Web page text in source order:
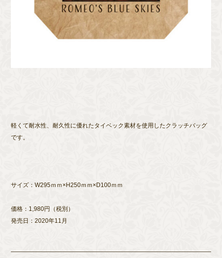
軽くて耐水性、耐久性に優れたタイベック素材を使用したクラッチバッグ
です。
サイズ：W295ｍｍ×H250ｍｍ×D100ｍｍ
価格：1,980円（税別）
発売日：2020年11月